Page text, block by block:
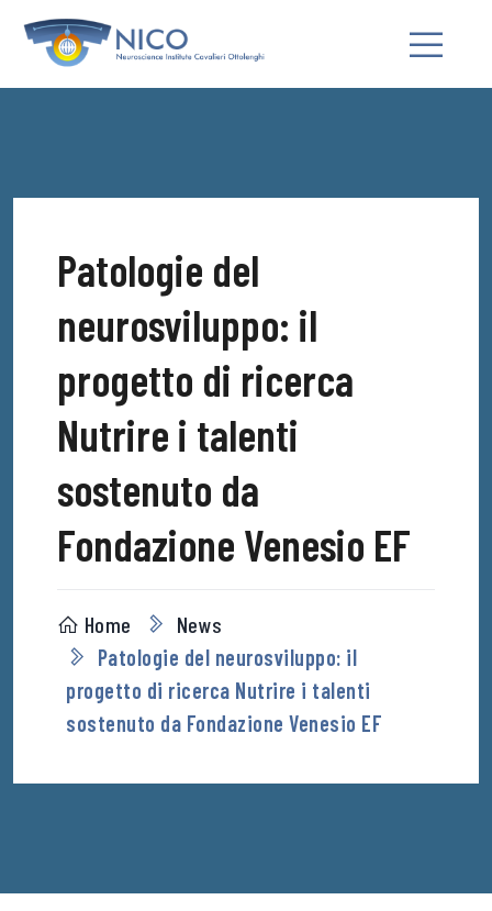
Patologie del
neurosviluppo: il
progetto di ricerca
Nutrire i talenti
sostenuto da
Fondazione Venesio EF
Home
News
Patologie del neurosviluppo: il
progetto di ricerca Nutrire i talenti
sostenuto da Fondazione Venesio EF